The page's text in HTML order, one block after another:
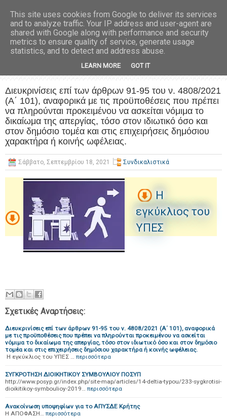
Διευκρινίσεις επί των άρθρων 91-95 του ν. 4808/2021
(Α΄ 101), αναφορικά με τις προϋποθέσεις που πρέπει
να πληρούνται προκειμένου να ασκείται νόμιμα το
δικαίωμα της απεργίας, τόσο στον ιδιωτικό όσο και
στον δημόσιο τομέα και στις επιχειρήσεις δημόσιου
χαρακτήρα ή κοινής ωφέλειας.
Σάββατο, Σεπτεμβρίου 18, 2021 Συνδικαλιστικά
Η
εγκύκλιος του
ΥΠΕΣ
Σχετικές Αναρτήσεις:
Διευκρινίσεις επί των άρθρων 91-95 του ν. 4808/2021 (Α΄ 101), αναφορικά
με τις προϋποθέσεις που πρέπει να πληρούνται προκειμένου να ασκείται
νόμιμα το δικαίωμα της απεργίας, τόσο στον ιδιωτικό όσο και στον δημόσιο
τομέα και στις επιχειρήσεις δημόσιου χαρακτήρα ή κοινής ωφέλειας.
Η εγκύκλιος του ΥΠΕΣ … περισσότερα
ΣΥΓΚΡΟΤΗΣΗ ΔΙΟΙΚΗΤΙΚΟΥ ΣΥΜΒΟΥΛΙΟΥ ΠΟΣΥΠ
http://www.posyp.gr/index.php/site-map/articles/14-deltia-typou/233-sygkrotisi-
dioikitikoy-symboulioy-2019… περισσότερα
Ανακοίνωση υποψηφίων για το ΑΠΥΣΔΕ Κρήτης
Η ΑΠΟΦΑΣΗ… περισσότερα
This site uses cookies from Google to deliver its services
and to analyze traffic. Your IP address and user-agent are
shared with Google along with performance and security
metrics to ensure quality of service, generate usage
statistics, and to detect and address abuse.
LEARN MORE GOT IT